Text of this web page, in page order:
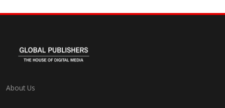
About Us